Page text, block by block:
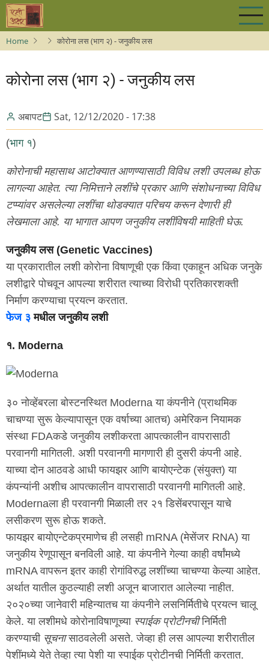
Skip
main
content
Home कोरोना लस (भाग २) - जनुकीय लस
कोरोना लस (भाग २) - जनुकीय लस
अबापट Sat, 12/12/2020 - 17:38
(भाग १)
कोरोनाची महासाथ आटोक्यात आणण्यासाठी विविध लशी उपलब्ध होऊ
लागल्या आहेत. त्या निमित्ताने लशींचे प्रकार आणि संशोधनाच्या विविध
टप्प्यांवर असलेल्या लशींचा थोडक्यात परिचय करून देणारी ही
लेखमाला आहे. या भागात आपण जनुकीय लशींविषयी माहिती घेऊ.
जनुकीय लस (Genetic Vaccines)
या प्रकारातील लशी कोरोना विषाणूची एक किंवा एकाहून अधिक जनुके
लशीद्वारे पोचवून आपल्या शरीरात त्याच्या विरोधी प्रतिकारशक्ती
निर्माण करण्याचा प्रयत्न करतात.
फेज ३ मधील जनुकीय लशी
१. Moderna
३० नोव्हेंबरला बोस्टनस्थित Moderna या कंपनीने (प्राथमिक
चाचण्या सुरू केल्यापासून एक वर्षाच्या आतच) अमेरिकन नियामक
संस्था FDAकडे जनुकीय लशीकरता आपत्कालीन वापरासाठी
परवानगी मागितली. अशी परवानगी मागणारी ही दुसरी कंपनी आहे.
याच्या दोन आठवडे आधी फायझर आणि बायोएन्टेक (संयुक्त) या
कंपन्यांनी अशीच आपत्कालीन वापरासाठी परवानगी मागितली आहे.
Modernaला ही परवानगी मिळाली तर २१ डिसेंबरपासून याचे
लसीकरण सुरू होऊ शकते.
फायझर बायोएन्टेकप्रमाणेच ही लसही mRNA (मेसेंजर RNA) या
जनुकीय रेणूपासून बनविली आहे. या कंपनीने गेल्या काही वर्षांमध्ये
mRNA वापरून इतर काही रोगांविरुद्ध लशींच्या चाचण्या केल्या आहेत.
अर्थात यातील कुठल्याही लशी अजून बाजारात आलेल्या नाहीत.
२०२०च्या जानेवारी महिन्यातच या कंपनीने लसनिर्मितीचे प्रयत्न चालू
केले. या लशीमधे कोरोनाविषाणूच्या स्पाईक प्रोटीनचीनिर्मिती
करण्याची सूचनासाठवलेली असते. जेव्हा ही लस आपल्या शरीरातील
पेशींमध्ये येते तेव्हा त्या पेशी या स्पाईक प्रोटीनची निर्मिती करतात.